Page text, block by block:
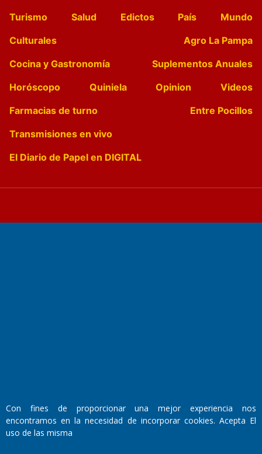
Turismo
Salud Edictos País
Mundo
Culturales
Agro La Pampa
Cocina y Gastronomía
Suplementos Anuales
Horóscopo
Quiniela Opinion
Videos
Farmacias de turno
Entre Pocillos
Transmisiones en vivo
El Diario de Papel en DIGITAL
Domicilio Legal: José Ingenieros 855,
Con fines de proporcionar una mejor experiencia nos
encontramos en la necesidad de incorporar cookies. Acepta El
uso de las misma